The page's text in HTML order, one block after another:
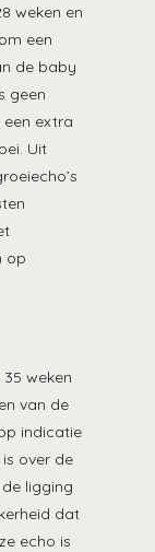
weken en
een
de baby
geen
een extra
Uit
op
weken
van de
indicatie
over de
ligging
dat
echo is